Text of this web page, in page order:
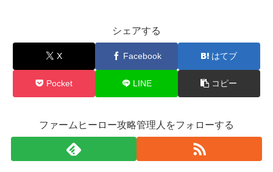
シェアする
X Facebook はてブ
Pocket LINE コピー
ファームヒーロー攻略管理人をフォローする